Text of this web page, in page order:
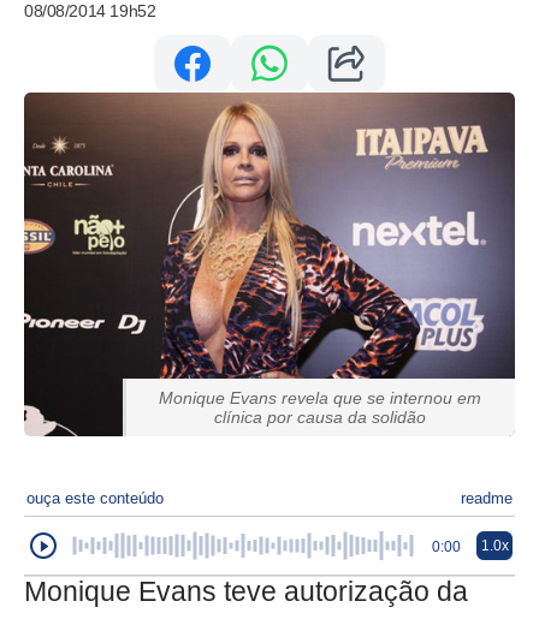
08/08/2014 19h52
Monique Evans revela que se internou em
clínica por causa da solidão
ouça este conteúdo readme
0:00 1.0x
Monique Evans teve autorização da